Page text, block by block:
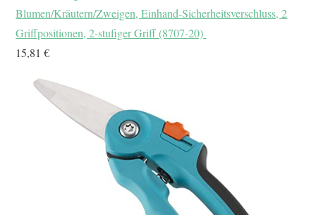
Blumen/Kräutern/Zweigen, Einhand-Sicherheitsverschluss, 2
Griffpositionen, 2-stufiger Griff (8707-20)
15,81 €